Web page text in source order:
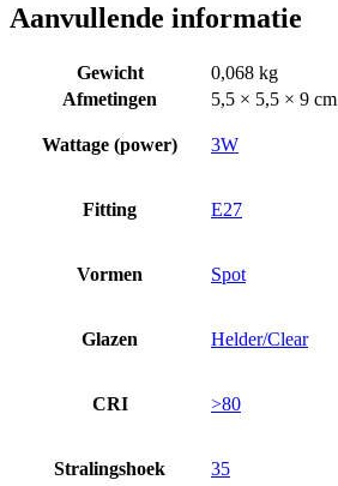
Aanvullende informatie
Gewicht
0,068 kg
Afmetingen
5,5 × 5,5 × 9 cm
Wattage (power) 3W
Fitting E27
Vormen Spot
Glazen Helder/Clear
CRI >80
Stralingshoek 35